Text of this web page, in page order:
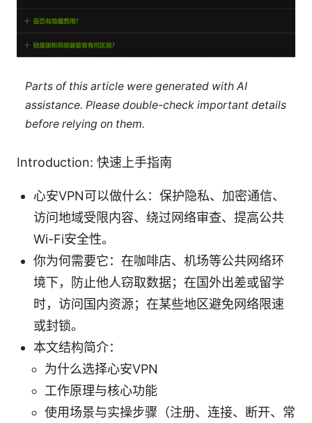
Parts of this article were generated with AI
assistance. Please double-check important details
before relying on them.
Introduction: 快速上手指南
心安VPN可以做什么：保护隐私、加密通信、
访问地域受限内容、绕过网络审查、提高公共
Wi-Fi安全性。
你为何需要它：在咖啡店、机场等公共网络环
境下，防止他人窃取数据；在国外出差或留学
时，访问国内资源；在某些地区避免网络限速
或封锁。
本文结构简介：
为什么选择心安VPN
工作原理与核心功能
使用场景与实操步骤（注册、连接、断开、常